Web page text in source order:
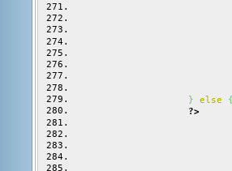
} else
?>